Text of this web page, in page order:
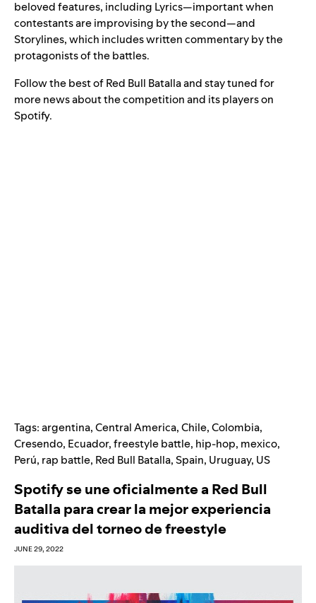
beloved features, including Lyrics—important when
contestants are improvising by the second—and
Storylines, which includes written commentary by the
protagonists of the battles.
Follow the best of Red Bull Batalla and stay tuned for
more news about the competition and its players on
Spotify.
Tags:argentina,Central America,Chile,Colombia,
Cresendo, Ecuador,freestyle battle, hip-hop, mexico,
Perú, rap battle, Red Bull Batalla,Spain, Uruguay, US
Spotify se une oficialmente a Red Bull
Batalla para crear la mejor experiencia
auditiva del torneo de freestyle
JUNE 29, 2022